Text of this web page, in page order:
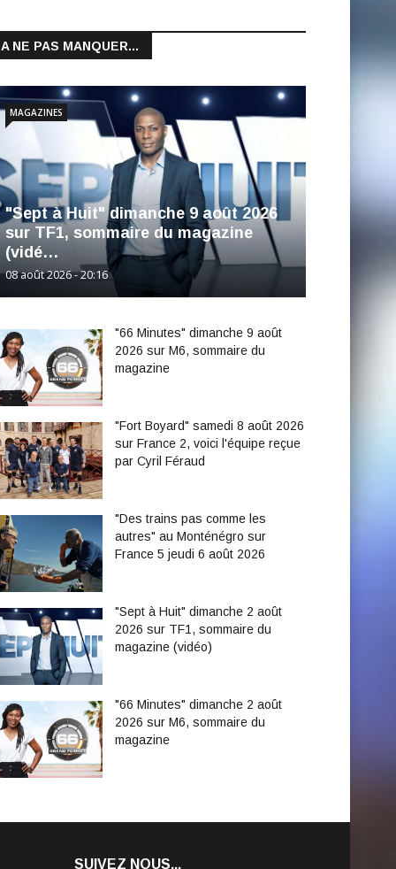
A NE PAS MANQUER...
"Sept à Huit" dimanche 9 août 2026
sur TF1, sommaire du magazine
(vidé…
08 août 2026 - 20:16
MAGAZINES
"66 Minutes" dimanche 9 août
2026 sur M6, sommaire du
magazine
"Fort Boyard" samedi 8 août 2026
sur France 2, voici l'équipe reçue
par Cyril Féraud
"Des trains pas comme les
autres" au Monténégro sur
France 5 jeudi 6 août 2026
"Sept à Huit" dimanche 2 août
2026 sur TF1, sommaire du
magazine (vidéo)
"66 Minutes" dimanche 2 août
2026 sur M6, sommaire du
magazine
SUIVEZ NOUS...